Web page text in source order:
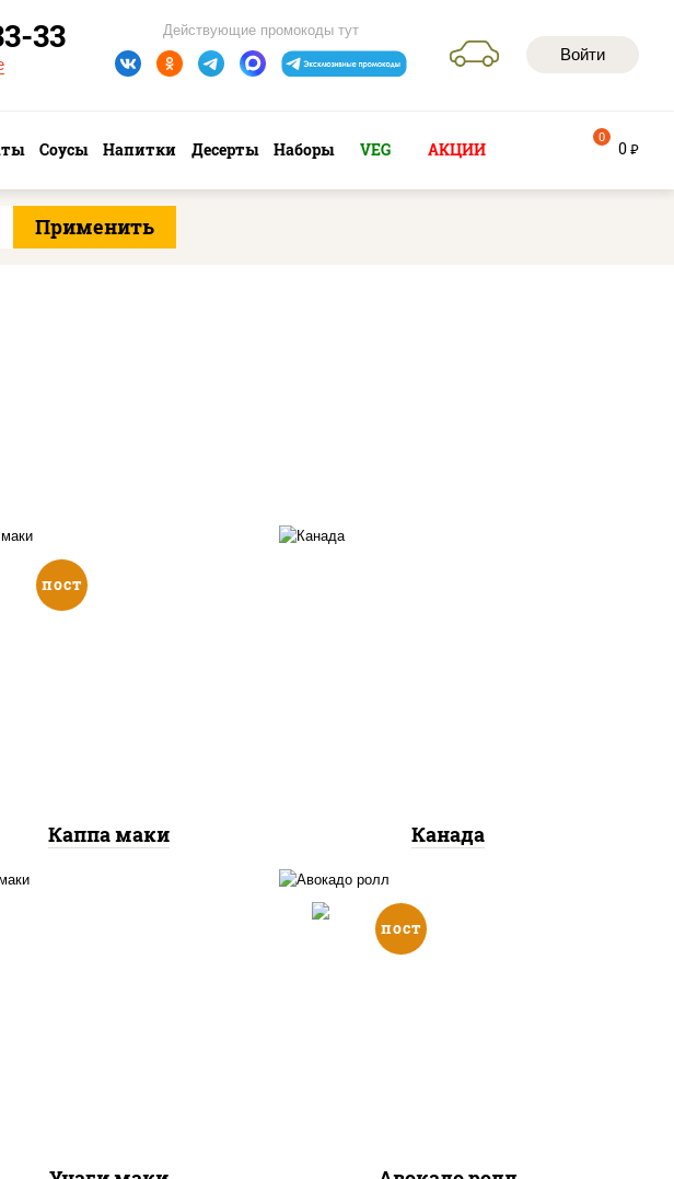
Войти
Действующие промокоды тут
33
Соусы Напитки Десерты Наборы VEG АКЦИИ 0 руб
0
пост
Каппа маки Канада
пост